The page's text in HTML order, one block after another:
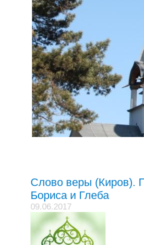
Слово веры (Киров).
Бориса и Глеба
09.06.2017